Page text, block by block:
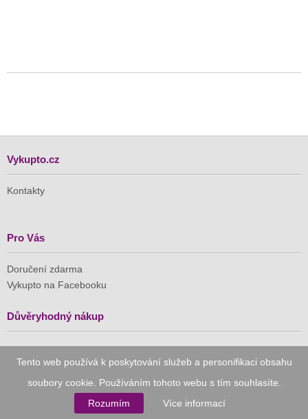
Tento web používá k poskytování služeb a personifikaci obsahu
soubory cookie. Používáním tohoto webu s tím souhlasíte.
Rozumím
Více informací
Vykupto.cz
Kontakty
Pro Vás
Doručení zdarma
Vykupto na Facebooku
Důvěryhodný nákup
komerci (APEK)